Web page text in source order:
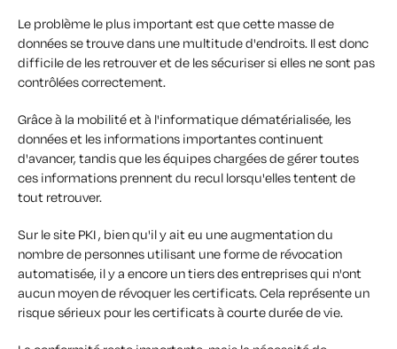
Le problème le plus important est que cette masse de
données se trouve dans une multitude d'endroits. Il est donc
difficile de les retrouver et de les sécuriser si elles ne sont pas
contrôlées correctement.
Grâce à la mobilité et à l'informatique dématérialisée, les
données et les informations importantes continuent
d'avancer, tandis que les équipes chargées de gérer toutes
ces informations prennent du recul lorsqu'elles tentent de
tout retrouver.
Sur le site PKI , bien qu'il y ait eu une augmentation du
nombre de personnes utilisant une forme de révocation
automatisée, il y a encore un tiers des entreprises qui n'ont
aucun moyen de révoquer les certificats. Cela représente un
risque sérieux pour les certificats à courte durée de vie.